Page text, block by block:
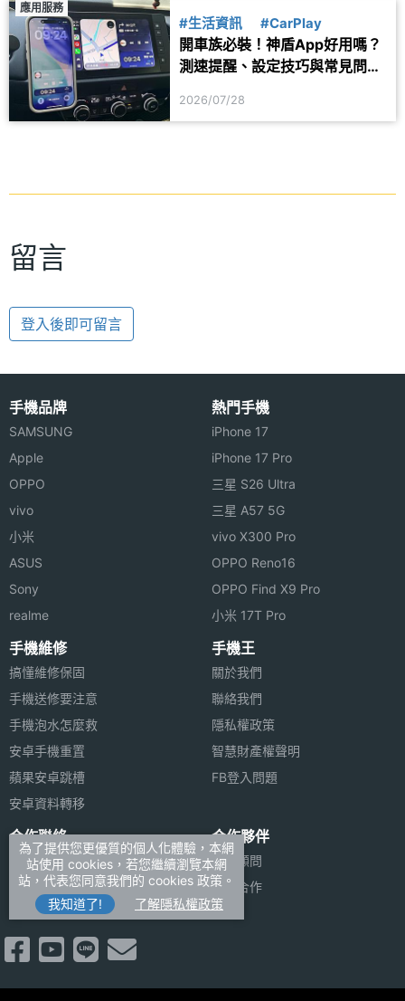
應用服務
#生活資訊 #CarPlay
開車族必裝！神盾App好用嗎？
測速提醒、設定技巧與常見問題
2026/07/28
留言
登入後即可留言
手機品牌
SAMSUNG
Apple
OPPO
vivo
小米
ASUS
Sony
realme
熱門手機
iPhone 17
iPhone 17 Pro
三星 S26 Ultra
三星 A57 5G
vivo X300 Pro
OPPO Reno16
OPPO Find X9 Pro
小米 17T Pro
手機維修
搞懂維修保固
手機送修要注意
手機泡水怎麼救
安卓手機重置
蘋果安卓跳槽
安卓資料轉移
手機王
關於我們
聯絡我們
隱私權政策
智慧財產權聲明
FB登入問題
合作聯絡
廣告刊登
加入商店報價
新聞聯絡
合作夥伴
法律顧問
媒體合作
為了提供您更優質的個人化體驗，本網
站使用 cookies，若您繼續瀏覽本網
站，代表您同意我們的 cookies 政策。
我知道了!
了解隱私權政策